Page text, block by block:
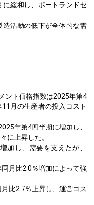
緩和し、ポートランドセ
活動の低下が全体的な需
ント価格指数は2025年第4
月の生産者の投入コスト
年第4四半期に増加し、
に上昇した。
加し、需要を支えたが、
月比2.0％増加によって強
比2.7％上昇し、運営コス